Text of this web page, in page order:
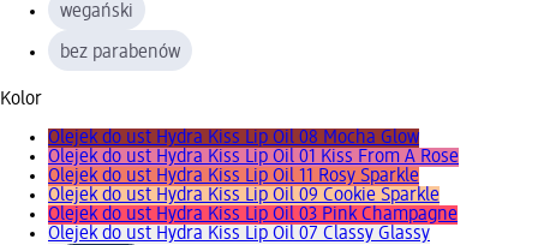
wegański
bez parabenów
Kolor
Olejek do ust Hydra Kiss Lip Oil 08 Mocha Glow
Olejek do ust Hydra Kiss Lip Oil 01 Kiss From A Rose
Olejek do ust Hydra Kiss Lip Oil 11 Rosy Sparkle
Olejek do ust Hydra Kiss Lip Oil 09 Cookie Sparkle
Olejek do ust Hydra Kiss Lip Oil 03 Pink Champagne
Olejek do ust Hydra Kiss Lip Oil 07 Classy Glassy